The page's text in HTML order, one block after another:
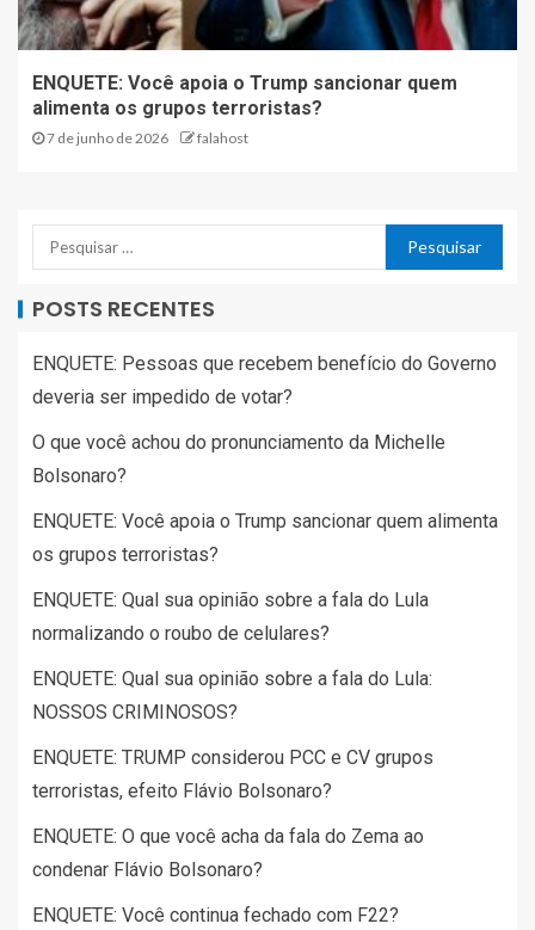
ENQUETE: Você apoia o Trump sancionar quem
alimenta os grupos terroristas?
7 de junho de 2026 falahost
POSTS RECENTES
ENQUETE: Pessoas que recebem benefício do Governo
deveria ser impedido de votar?
O que você achou do pronunciamento da Michelle
Bolsonaro?
ENQUETE: Você apoia o Trump sancionar quem alimenta
os grupos terroristas?
ENQUETE: Qual sua opinião sobre a fala do Lula
normalizando o roubo de celulares?
ENQUETE: Qual sua opinião sobre a fala do Lula:
NOSSOS CRIMINOSOS?
ENQUETE: TRUMP considerou PCC e CV grupos
terroristas, efeito Flávio Bolsonaro?
ENQUETE: O que você acha da fala do Zema ao
condenar Flávio Bolsonaro?
ENQUETE: Você continua fechado com F22?